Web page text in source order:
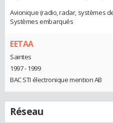
Avionique (radio, radar, systèmes
Systèmes embarqués
EETAA
Saintes
1997 - 1999
BAC STI électronique mention AB
Réseau